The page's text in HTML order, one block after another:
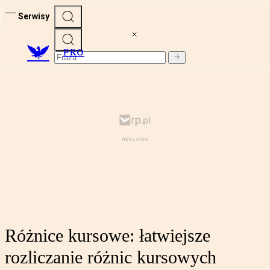
Serwisy
PRO
Różnice kursowe: łatwiejsze
rozliczanie różnic kursowych